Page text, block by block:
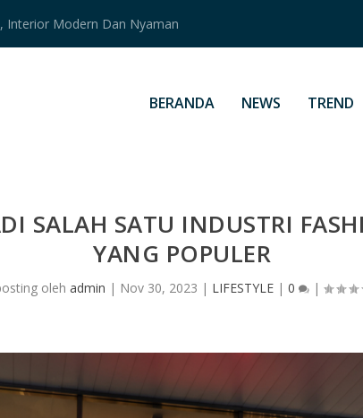
Interior Modern Dan Nyaman
BERANDA NEWS TREND
SALAH SATU INDUSTRI
YANG POPULER
oleh admin | Nov 30, 2023 | LIFESTYLE| 0 |